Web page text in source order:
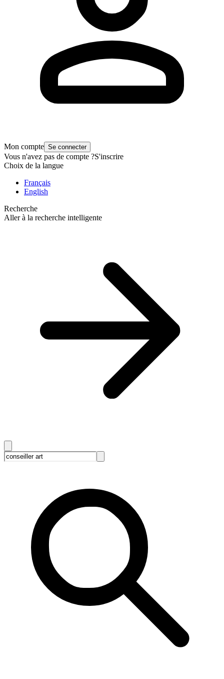
Mon compte Se connecter
Vous n'avez pas de compte ?S'inscrire
Choix de la langue
Français
English
Recherche
Aller à la recherche intelligente